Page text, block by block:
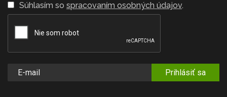
Súhlasím so spracovaním osobných údajov.
Prihlásiť sa